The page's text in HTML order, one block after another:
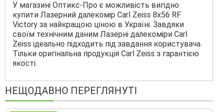
У магазині Оптикс-Про є можливість вигідно
купити Лазерний далекомір Carl Zeiss 8x56 RF
Victory за найкращою ціною в Україні. Завдяки
своїм технічним даним Лазерні далекоміри Carl
Zeiss ідеально підходить під завдання користувача.
Тільки оригінальна продукція Carl Zeiss з гарантією
якості.
НЕЩОДАВНО ПЕРЕГЛЯНУТІ